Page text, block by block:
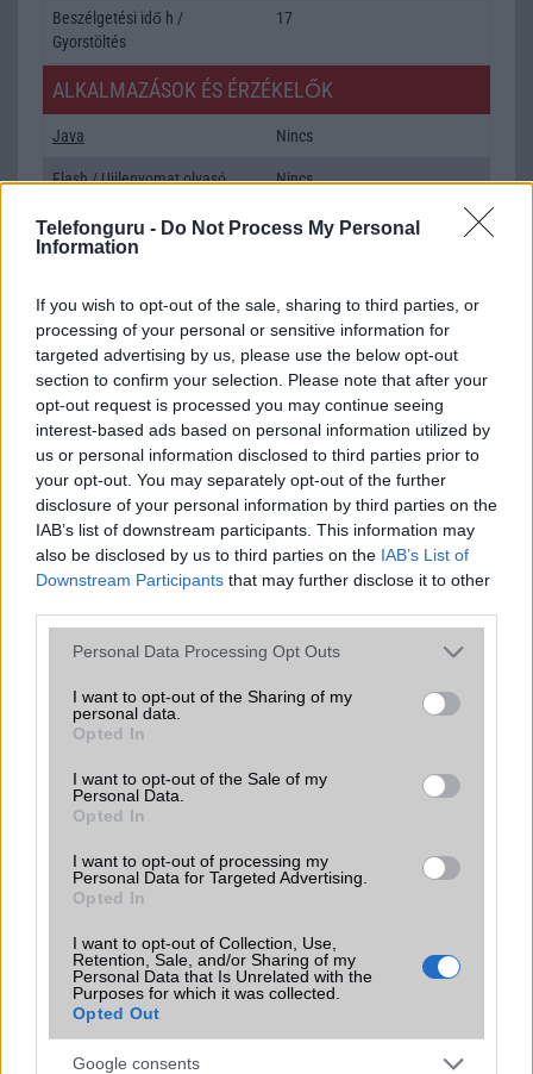
Telefonguru - Do Not Process My Personal
Information
If you wish to opt-out of the sale, sharing to third parties, or
processing of your personal or sensitive information for
targeted advertising by us, please use the below opt-out
section to confirm your selection. Please note that after your
opt-out request is processed you may continue seeing
interest-based ads based on personal information utilized by
us or personal information disclosed to third parties prior to
your opt-out. You may separately opt-out of the further
disclosure of your personal information by third parties on the
IAB’s list of downstream participants. This information may
also be disclosed by us to third parties on the IAB’s List of
Downstream Participants that may further disclose it to other
Please note that this website/app uses one or more Google
not limited to your visit or usage behaviour. You may click to
grant or deny consent to Google and its third-party tags to
use your data for below specified purposes in below Google
consent section.
Personal Data Processing Opt Outs
I want to opt-out of the Sharing of my
personal data.
Opted In
I want to opt-out of the Sale of my
Personal Data.
Opted In
I want to opt-out of processing my
Personal Data for Targeted Advertising.
Opted In
I want to opt-out of Collection, Use,
Retention, Sale, and/or Sharing of my
Personal Data that Is Unrelated with the
Purposes for which it was collected.
Opted Out
Google consents
Beszélgetési idő h /
Gyorstöltés
17
ALKALMAZÁSOK ÉS ÉRZÉKELŐK
Java Nincs
Flash/Ujjlenyomat olvasó Nincs
SNS integráció van (alap tudással)
T9 szótár Van
Office alkalmazások
DV = Document viewer (Word,
Excel, PowerPoint, PDF)
Iránytũ ecompass
Extrák Nincs
EGYÉB
Vibra jelzés Van
miniSIM
Terület
Brand
Védelem Nincs
Limited Edition
SAR
0,43
N/A = Nincs adat. Legutóbbi frissítés: 2026-07-13 19:00:00